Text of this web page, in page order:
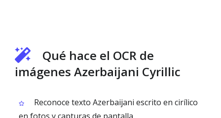
Qué hace el OCR de
imágenes Azerbaijani Cyrillic
Reconoce texto Azerbaijani escrito en cirílico